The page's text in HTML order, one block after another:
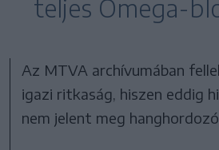
teljes Omega-
Az MTVA archívumában
igazi ritkaság, hiszen eddig
nem jelent meg